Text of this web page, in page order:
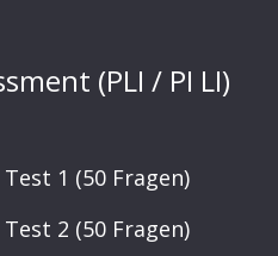
(PLI / PI LI)
Test 1 (50 Fragen)
Test 2 (50 Fragen)